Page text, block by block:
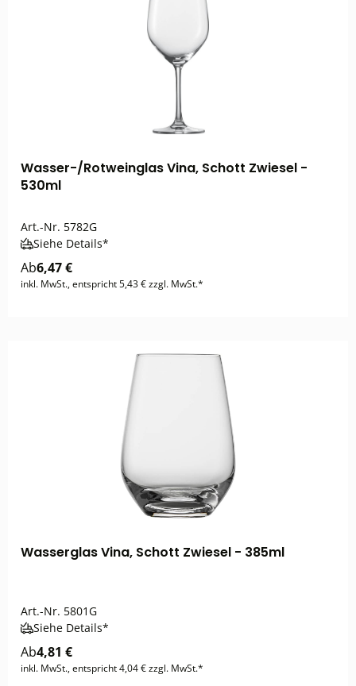
Wasser-/Rotweinglas Vina, Schott Zwiesel -
530ml
Art.-Nr. 5782G
Siehe Details*
Ab6,47 €
inkl. MwSt., entspricht 5,43 € zzgl. MwSt.*
Wasserglas Vina, Schott Zwiesel - 385ml
Art.-Nr. 5801G
Siehe Details*
Ab4,81 €
inkl. MwSt., entspricht 4,04 € zzgl. MwSt.*